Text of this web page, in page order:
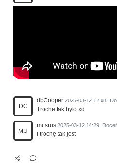
DC
dbCooper 2025-03-12 12:08
Troche tak bylo xd
MU
musrus 2025-03-12 14:29
I trochę tak jest